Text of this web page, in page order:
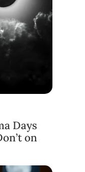
Days
on